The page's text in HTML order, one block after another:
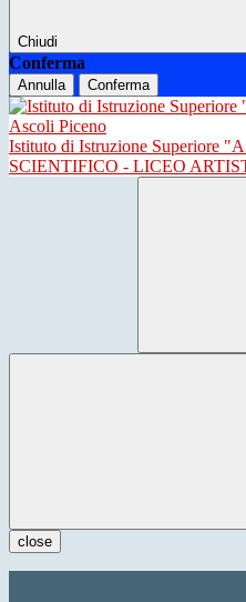
Chiudi
Conferma
Annulla Conferma
Istituto di Istruzione Superiore
SCIENTIFICO - LICEO
close